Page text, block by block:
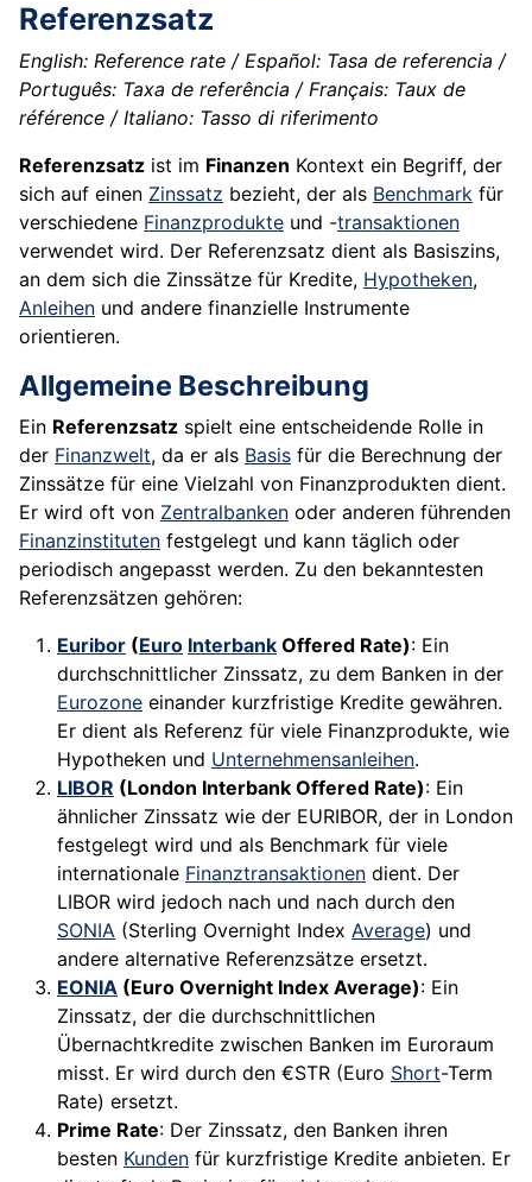
Referenzsatz
English: Reference rate / Español: Tasa de referencia /
Português: Taxa de referência / Français: Taux de
référence / Italiano: Tasso di riferimento
Referenzsatz ist im Finanzen Kontext ein Begriff, der
sich auf einen Zinssatz bezieht, der als Benchmark für
verschiedene Finanzprodukte und -transaktionen
verwendet wird. Der Referenzsatz dient als Basiszins,
an dem sich die Zinssätze für Kredite, Hypotheken,
Anleihen und andere finanzielle Instrumente
orientieren.
Allgemeine Beschreibung
Ein Referenzsatz spielt eine entscheidende Rolle in
der Finanzwelt, da er als Basis für die Berechnung der
Zinssätze für eine Vielzahl von Finanzprodukten dient.
Er wird oft von Zentralbanken oder anderen führenden
Finanzinstituten festgelegt und kann täglich oder
periodisch angepasst werden. Zu den bekanntesten
Referenzsätzen gehören:
Euribor (Euro Interbank Offered Rate): Ein
durchschnittlicher Zinssatz, zu dem Banken in der
Eurozone einander kurzfristige Kredite gewähren.
Er dient als Referenz für viele Finanzprodukte, wie
Hypotheken und Unternehmensanleihen.
LIBOR (London Interbank Offered Rate): Ein
ähnlicher Zinssatz wie der EURIBOR, der in London
festgelegt wird und als Benchmark für viele
internationale Finanztransaktionen dient. Der
LIBOR wird jedoch nach und nach durch den
SONIA (Sterling Overnight Index Average) und
andere alternative Referenzsätze ersetzt.
EONIA (Euro Overnight Index Average): Ein
Zinssatz, der die durchschnittlichen
Übernachtkredite zwischen Banken im Euroraum
misst. Er wird durch den €STR (Euro Short-Term
Rate) ersetzt.
Prime Rate: Der Zinssatz, den Banken ihren
besten Kunden für kurzfristige Kredite anbieten. Er